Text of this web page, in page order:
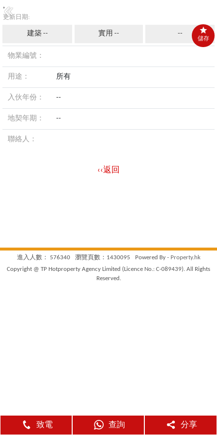
致電 查詢 分享
儲存
,
更新日期:
建築 -- 實用 -- --
物業編號：
用途： 所有
入伙年份： --
地契年期： --
聯絡人：
‹‹返回
進入人數： 576340 瀏覽頁數：1430095 Powered By - Property.hk
Copyright @ TP Hotproperty Agency Limited (Licence No.: C-089439). All Rights
Reserved.